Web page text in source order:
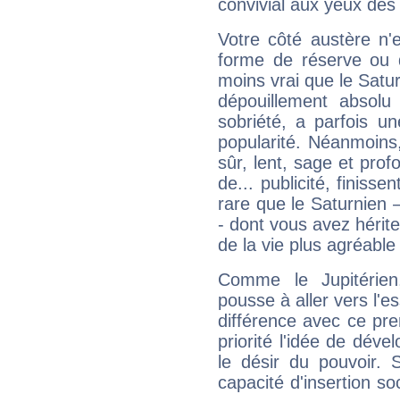
convivial aux yeux
Votre côté austère
forme de réserve
moins vrai que le
dépouillement
sobriété, a parfois
popularité.
sûr, lent, sage et
de... publicité,
rare que le Saturnien
- dont vous avez
de la vie plus
Comme le
pousse à aller vers
différence avec ce
priorité l'idée de
le désir du pouvoir.
capacité d'insertion